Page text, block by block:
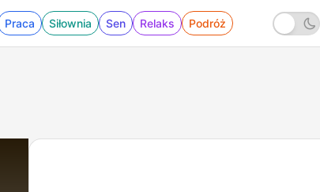
Praca Siłownia Sen Relaks Podróż